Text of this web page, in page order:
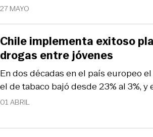
27 MAYO
01 ABRIL
En dos décadas en el país europeo
el de tabaco bajó desde 23% al 3%,
Chile implementa exitoso
drogas entre jóvenes